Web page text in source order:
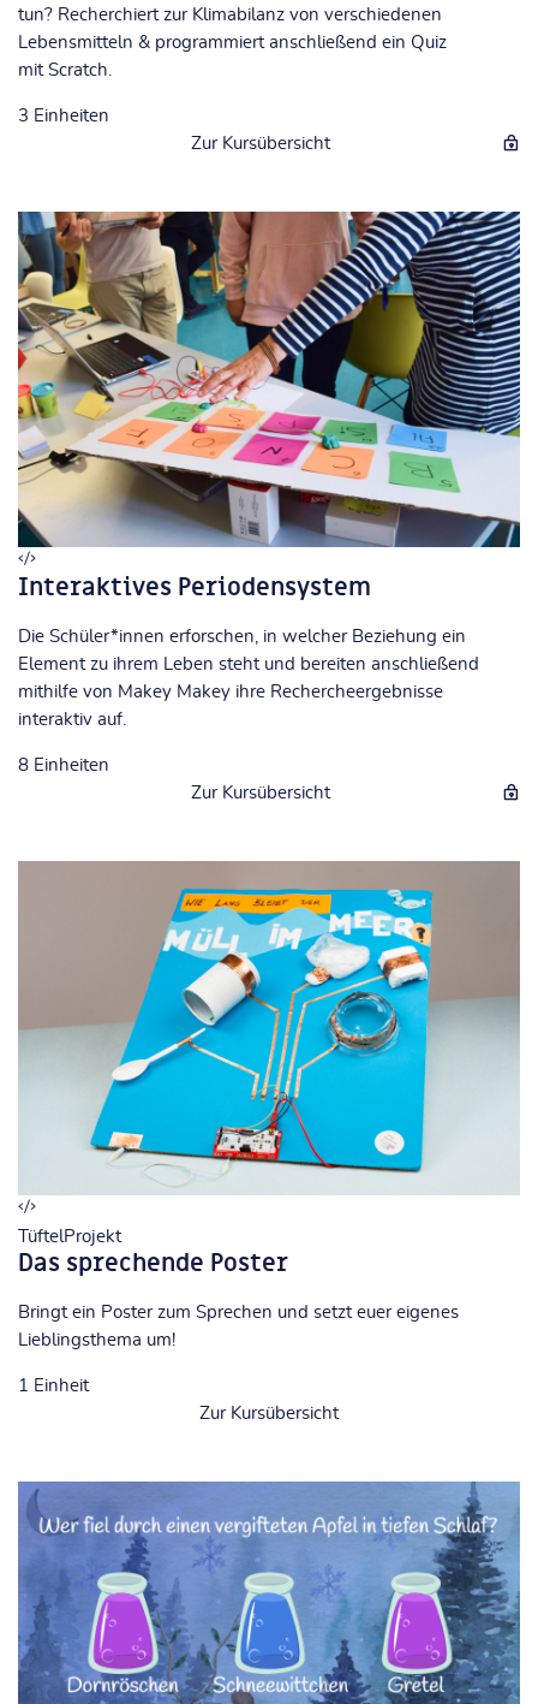
tun? Recherchiert zur Klimabilanz von verschiedenen
Lebensmitteln & programmiert anschließend ein Quiz
mit Scratch.
3 Einheiten
Zur Kursübersicht
Interaktives Periodensystem
Die Schüler*innen erforschen, in welcher Beziehung ein
Element zu ihrem Leben steht und bereiten anschließend
mithilfe von Makey Makey ihre Rechercheergebnisse
interaktiv auf.
8 Einheiten
Zur Kursübersicht
TüftelProjekt
Das sprechende Poster
Bringt ein Poster zum Sprechen und setzt euer eigenes
Lieblingsthema um!
1 Einheit
Zur Kursübersicht